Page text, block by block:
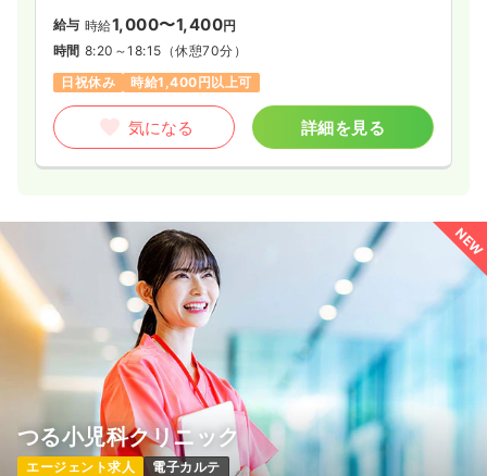
給与 時給1,000〜1,400円
時間 8:20～18:15 （休憩70分）
日祝休み
時給1,400円以上可
気になる 詳細を見る
NEW
つる小児科クリニック
エージェント求人 電子カルテ